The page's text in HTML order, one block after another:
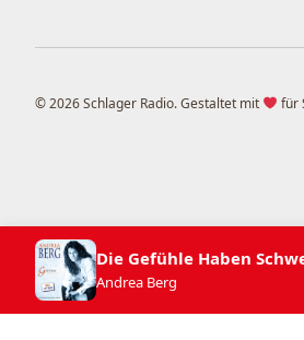
© 2026 Schlager Radio. Gestaltet mit für
Die Gefühle Haben
Andrea Berg